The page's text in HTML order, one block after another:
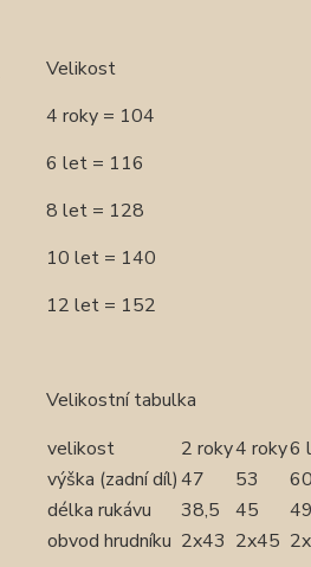
Velikost
4 roky = 104
6 let = 116
8 let = 128
10 let = 140
12 let = 152
Velikostní tabulka
velikost
2 roky4 roky6
výška (zadní díl)47 53 60
délka rukávu
38,5 45 49
obvod hrudníku 2x43 2x45